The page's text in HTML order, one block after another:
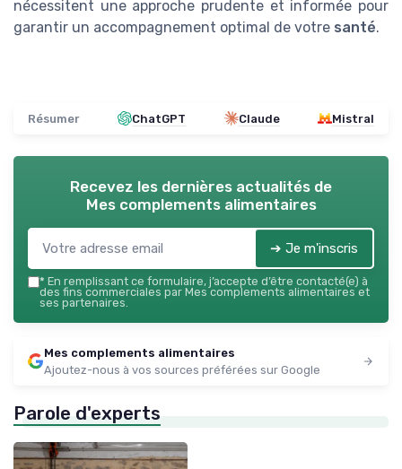
nécessitent une approche prudente et informée pour
garantir un accompagnement optimal de votre santé.
Résumer ChatGPT Claude Mistral
Recevez les dernières actualités de
Mes complements alimentaires
➔ Je m'inscris
* En remplissant ce formulaire, j’accepte d’être contacté(e) à
des fins commerciales par Mes complements alimentaires et
ses partenaires.
Mes complements alimentaires
Ajoutez-nous à vos sources préférées sur Google
Parole d'experts